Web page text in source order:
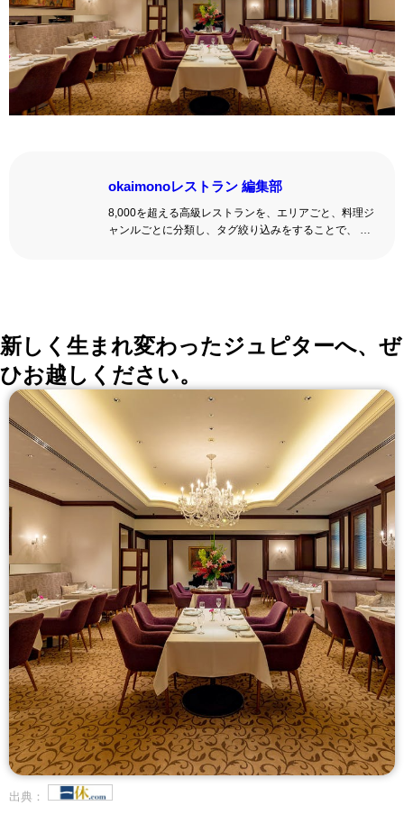
okaimonoレストラン 編集部
8,000を超える高級レストランを、エリアごと、料理ジ
ャンルごとに分類し、タグ絞り込みをすることで、 い
新しく生まれ変わったジュピターへ、ぜ
ひお越しください。
出典：